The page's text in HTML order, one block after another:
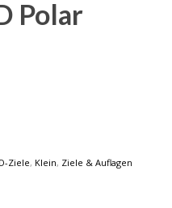
Polar
Ziele, Klein, Ziele & Auflagen